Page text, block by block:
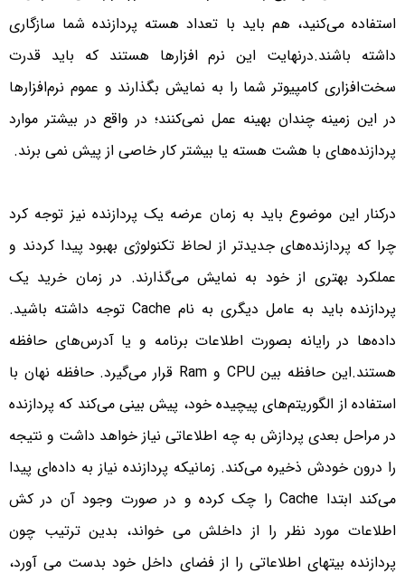
استفاده می‌کنید، هم باید با تعداد هسته پردازنده شما سازگاری
داشته باشند.درنهایت این نرم افزارها هستند که باید قدرت
سخت‌افزاری کامپیوتر شما را به نمایش بگذارند و عموم نرم‌افزارها
در این زمینه چندان بهینه عمل نمی‌کنند؛ در واقع در بیشتر موارد
پردازنده‌های با هشت هسته یا بیشتر کار خاصی از پیش نمی برند.
درکنار این موضوع باید به زمان عرضه یک پردازنده نیز توجه کرد
چرا که پردازنده‌های جدیدتر از لحاظ تکنولوژی بهبود پیدا کردند و
عملکرد بهتری از خود به نمایش می‌گذارند. در زمان خرید یک
پردازنده باید به عامل دیگری به نام Cache توجه داشته باشید.
داده‌ها در رایانه بصورت اطلاعات برنامه و یا آدرس‌های حافظه
هستند.این حافظه بین CPU و Ram قرار می‌گیرد. حافظه نهان با
استفاده از الگوریتم‌های پیچیده خود، پیش بینی می‌کند که پردازنده
در مراحل بعدی پردازش به چه اطلاعاتی نیاز خواهد داشت و نتیجه
را درون خودش ذخیره می‌کند. زمانیکه پردازنده نیاز به داده‌ای پیدا
می‌کند ابتدا Cache را چک کرده و در صورت وجود آن در کش
اطلاعات مورد نظر را از داخلش می خواند، بدین ترتیب چون
پردازنده بیتهای اطلاعاتی را از فضای داخل خود بدست می آورد‌،